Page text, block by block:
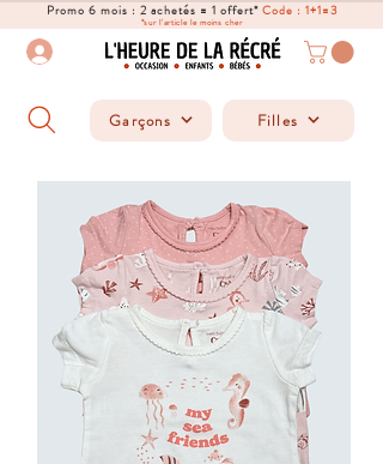
Promo 6 mois : 2 achetés = 1 offert*Code : 1+1=3
*sur l'article le moins cher
Garçons Filles